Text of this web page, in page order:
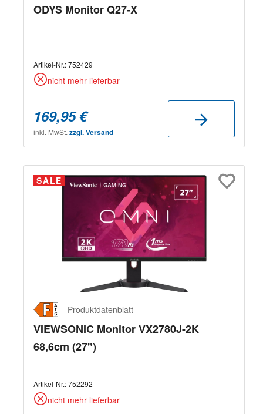
ODYS Monitor Q27-X
Artikel-Nr.:752429
nicht mehr lieferbar
169,95 €
inkl. MwSt. zzgl. Versand
SALE
Produktdatenblatt
VIEWSONIC Monitor VX2780J-2K
68,6cm (27")
Artikel-Nr.:752292
nicht mehr lieferbar